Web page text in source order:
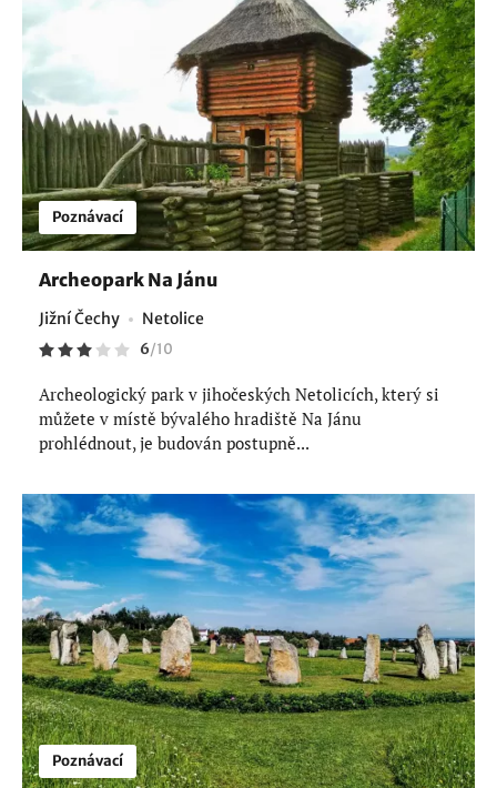
Poznávací
Archeopark Na Jánu
Jižní Čechy Netolice
6/10
Archeologický park v jihočeských Netolicích, který si
můžete v místě bývalého hradiště Na Jánu
prohlédnout, je budován postupně...
Poznávací